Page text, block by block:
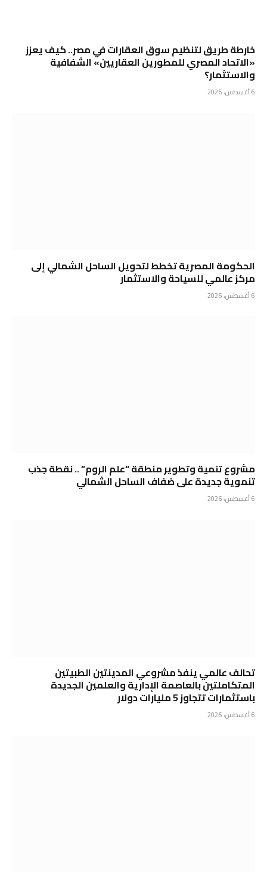
خارطة طريق لتنظيم سوق العقارات في مصر.. كيف يعزز
«الاتحاد المصري للمطورين العقاريين» الشفافية
والاستثمار؟
6 أغسطس، 2026
الحكومة المصرية تخطط لتحويل الساحل الشمالي إلى
مركز عالمي للسياحة والاستثمار
6 أغسطس، 2026
مشروع تنمية وتطوير منطقة “علم الروم” .. نقطة جذب
تنموية جديدة على ضفاف الساحل الشمالي
6 أغسطس، 2026
تحالف عالمي ينفذ مشروعي المدينتين الطبيتين
المتكاملتين بالعاصمة الإدارية والعلمين الجديدة
باستثمارات تتجاوز 5 مليارات دولار
6 أغسطس، 2026